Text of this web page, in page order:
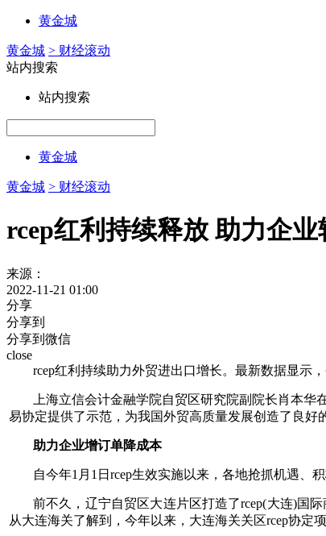
黄金城
黄金城 > 财经滚动
站内搜索
站内搜索
黄金城
黄金城 > 财经滚动
rcep红利持续释放 助力企
来源：
2022-11-21 01:00
分享
分享到
分享到微信
close
rcep红利持续助力外贸进出口增长。最新数据显示
上海立信会计金融学院自贸区研究院副院长肖本
易协定提供了示范，为我国外贸高质量发展创造了良好
助力企业增订单降成本
自今年1月1日rcep生效实施以来，各地抢抓机遇、积
前不久，辽宁自贸区大连片区打造了rcep(大连)国
从大连海关了解到，今年以来，大连海关关区rcep协定